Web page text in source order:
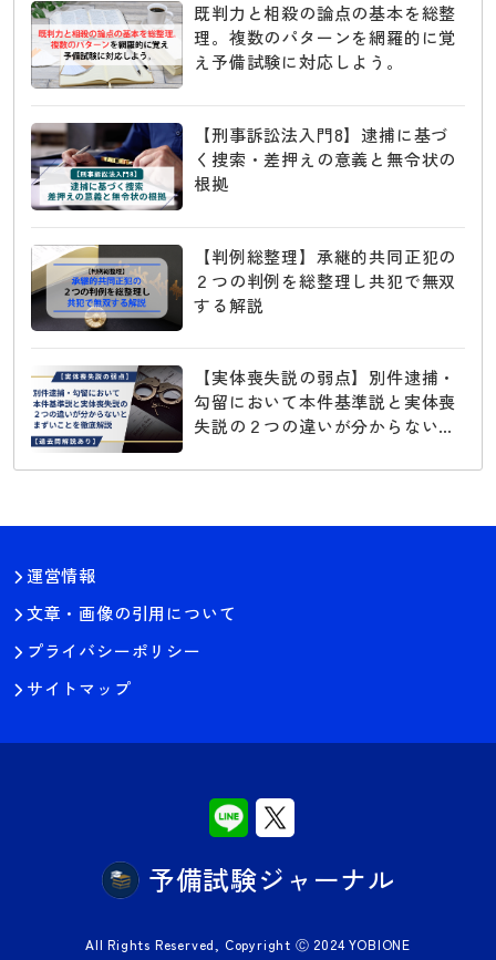
既判力と相殺の論点の基本を総整
理。複数のパターンを網羅的に覚
え予備試験に対応しよう。
【刑事訴訟法入門8】逮捕に基づ
く捜索・差押えの意義と無令状の
根拠
【判例総整理】承継的共同正犯の
２つの判例を総整理し共犯で無双
する解説
【実体喪失説の弱点】別件逮捕・
勾留において本件基準説と実体喪
失説の２つの違いが分からないと
説あり】
運営情報
文章・画像の引用について
プライバシーポリシー
サイトマップ
予備試験ジャーナル
All Rights Reserved, Copyright Ⓒ 2024 YOBIONE